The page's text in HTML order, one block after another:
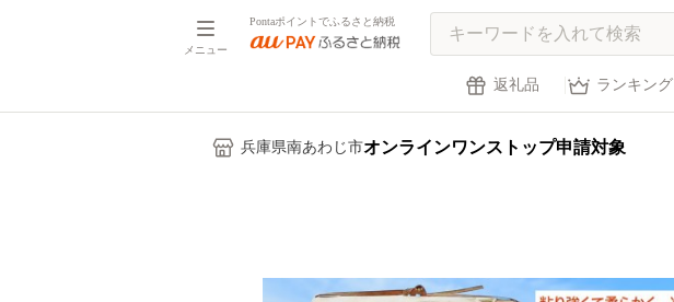
メニュー
Pontaポイントでふるさと納税
返礼品 ランキング
兵庫県南あわじ市オンラインワンストップ申請対象